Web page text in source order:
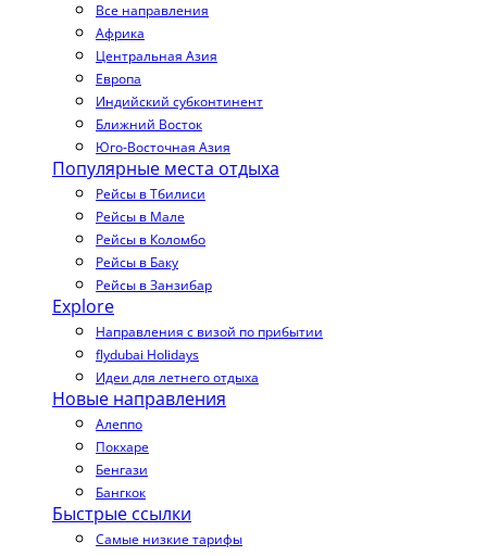
Все направления
Африка
Центральная Азия
Европа
Индийский субконтинент
Ближний Восток
Юго-Восточная Азия
Популярные места отдыха
Рейсы в Тбилиси
Рейсы в Мале
Рейсы в Коломбо
Рейсы в Баку
Рейсы в Занзибар
Explore
Направления с визой по прибытии
flydubai Holidays
Идеи для летнего отдыха
Новые направления
Алеппо
Покхаре
Бенгази
Бангкок
Быстрые ссылки
Самые низкие тарифы